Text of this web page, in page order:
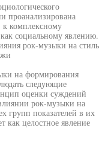
проанализирована
к комплексному
социальному явлению.
рок-музыки на стиль
на формирования
следующие
оценки суждений
рок-музыки на
групп показателей в их
как целостное явление